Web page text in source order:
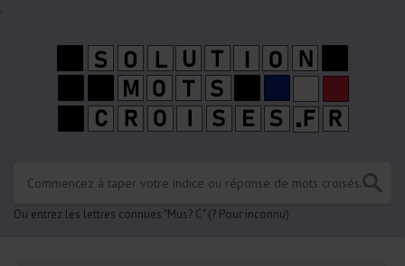
.
Ou entrez les lettres connues "Mus? C" (? Pour inconnu)